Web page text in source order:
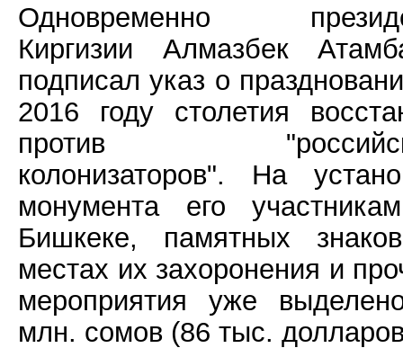
Одновременно
Киргизии Алмазбек
подписал указ о
2016 году столетия
против
колонизаторов". На
монумента его
Бишкеке, памятных
местах их захоронения и
мероприятия уже
млн. сомов (86 тыс.